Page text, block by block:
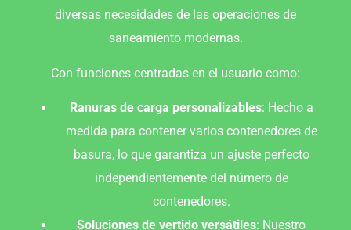
diversas necesidades de las operaciones de
saneamiento modernas.
Con funciones centradas en el usuario como:
Ranuras de carga personalizables: Hecho a
medida para contener varios contenedores de
basura, lo que garantiza un ajuste perfecto
independientemente del número de
contenedores.
Soluciones de vertido versátiles: Nuestro